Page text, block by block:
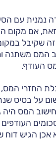
נמנית עם
אם מקום
שקיבל
המס משתנה
העודף.
החזרי
על בסיס
המס היה
העודפים
אכן הגיש דוח